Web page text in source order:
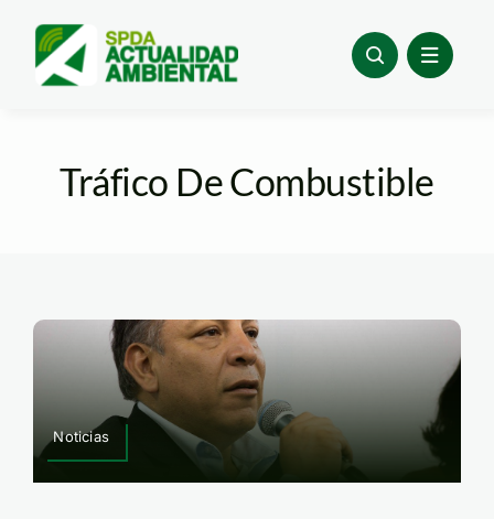
content
Tráfico De Combustible
Noticias